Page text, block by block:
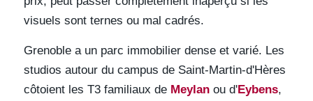
visuels sont ternes ou mal cadrés.
Grenoble a un parc immobilier dense et varié. Les
studios autour du campus de Saint-Martin-d'Hères
côtoient les T3 familiaux de Meylanou d'Eybens,